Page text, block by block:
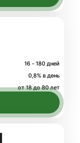
16 - 180 дней
0,8% в день
от 18 до 80 лет